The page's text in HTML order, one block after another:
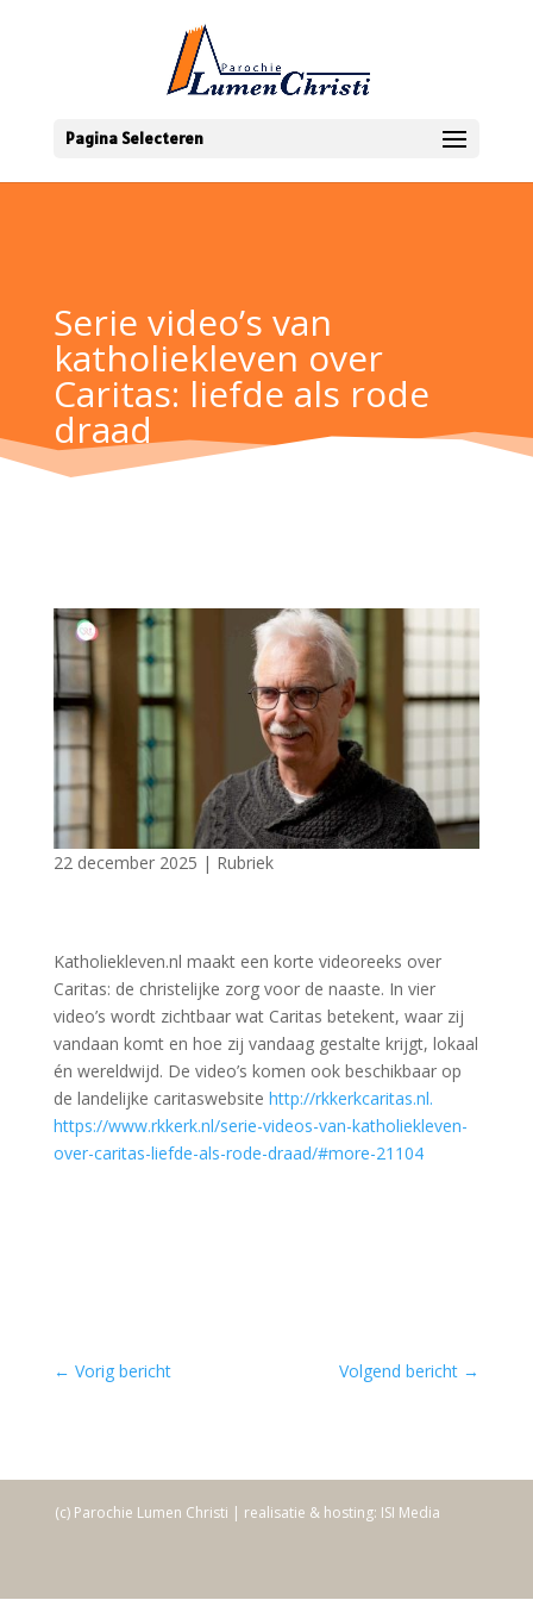
Pagina Selecteren
Serie video’s van
katholiekleven over
Caritas: liefde als rode
draad
22 december 2025 | Rubriek
Katholiekleven.nl maakt een korte videoreeks over
Caritas: de christelijke zorg voor de naaste. In vier
video’s wordt zichtbaar wat Caritas betekent, waar zij
vandaan komt en hoe zij vandaag gestalte krijgt, lokaal
én wereldwijd. De video’s komen ook beschikbaar op
de landelijke caritaswebsite http://rkkerkcaritas.nl.
https://www.rkkerk.nl/serie-videos-van-katholiekleven-
over-caritas-liefde-als-rode-draad/#more-21104
← Vorig bericht Volgend bericht →
(c) Parochie Lumen Christi | realisatie & hosting: ISI Media